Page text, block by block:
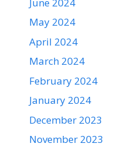
May 2024
April 2024
March 2024
February 2024
January 2024
December 2023
November 2023